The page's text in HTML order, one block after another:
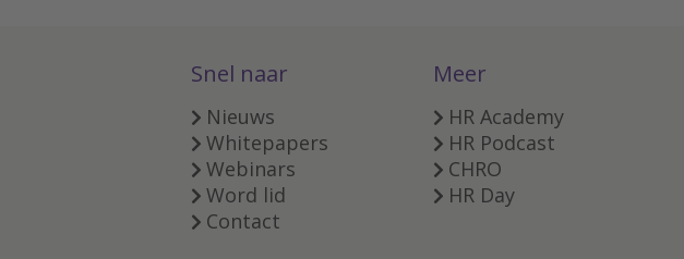
Snel naar
Nieuws
Whitepapers
Webinars
Word lid
Contact
Meer
HR Academy
HR Podcast
CHRO
HR Day